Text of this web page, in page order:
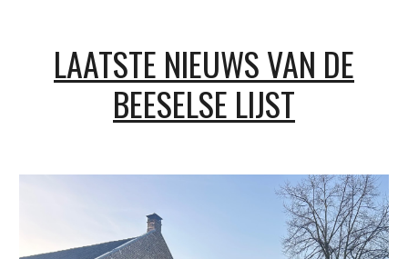
LAATSTE NIEUWS VAN DE
BEESELSE LIJST